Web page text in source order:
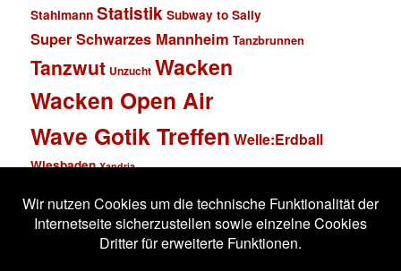
Stahlmann Statistik Subway to Sally
Super Schwarzes Mannheim Tanzbrunnen
Tanzwut Unzucht Wacken
Wacken Open Air
Wave Gotik Treffen Welle:Erdball
Wiesbaden Xandria
Impressum